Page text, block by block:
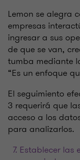
Lemon se alegra
empresas
ingresar a sus
de que se van,
tumba mediante
“Es un enfoque
El seguimiento
3 requerirá que
acceso a los
para analizarlos.
Establecer las